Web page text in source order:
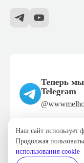
Теперь
Telegram
Политика
Согласие на обработку
Наш сайт использует
Продолжая
использования cookie